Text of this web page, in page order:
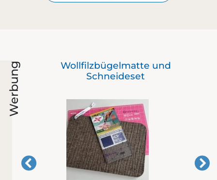
Werbung
Wollfilzbügelmatte und
Schneideset